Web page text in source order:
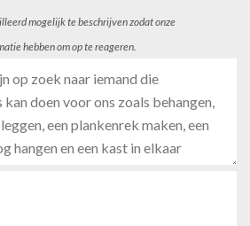
mogelijk te beschrijven zodat onze
hebben om op te reageren.